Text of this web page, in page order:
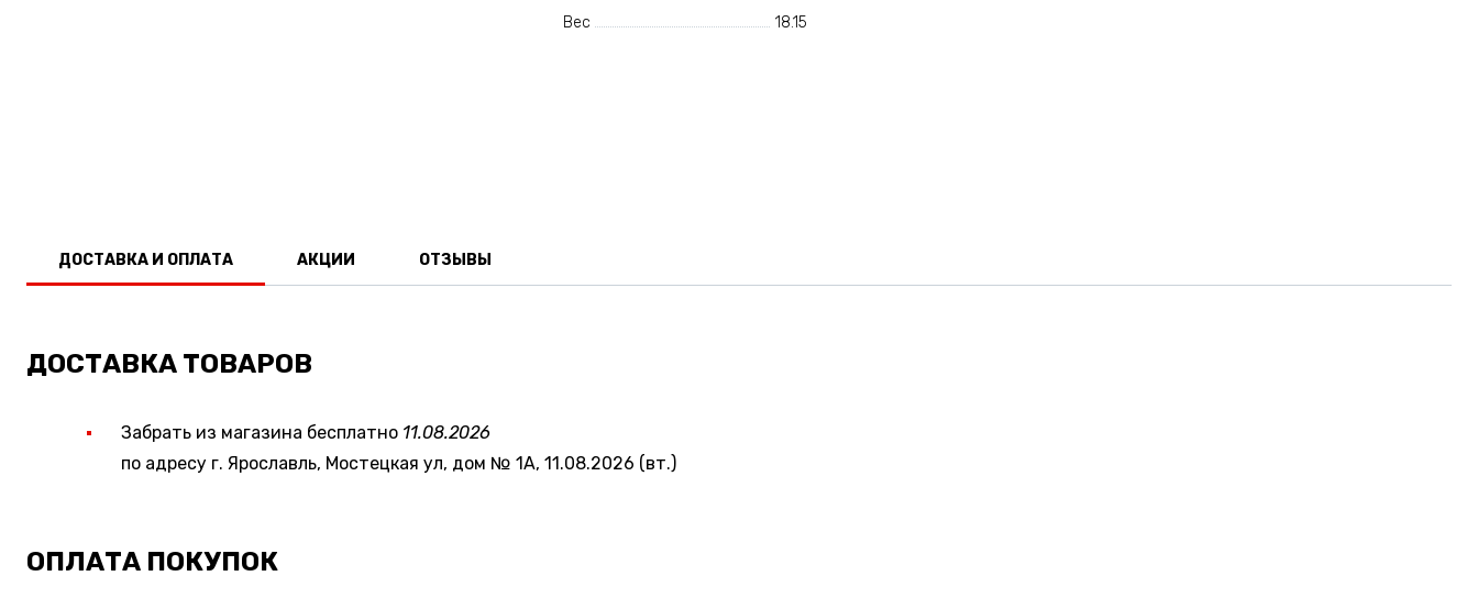
Вес
18.15
ДОСТАВКА И ОПЛАТА АКЦИИ ОТЗЫВЫ
ДОСТАВКА ТОВАРОВ
Забрать из магазина бесплатно 11.08.2026
по адресу г. Ярославль, Мостецкая ул, дом № 1А, 11.08.2026 (вт.)
ОПЛАТА ПОКУПОК